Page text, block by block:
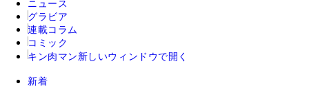
ニュース
グラビア
連載コラム
コミック
キン肉マン 新しいウィンドウで開く
新着